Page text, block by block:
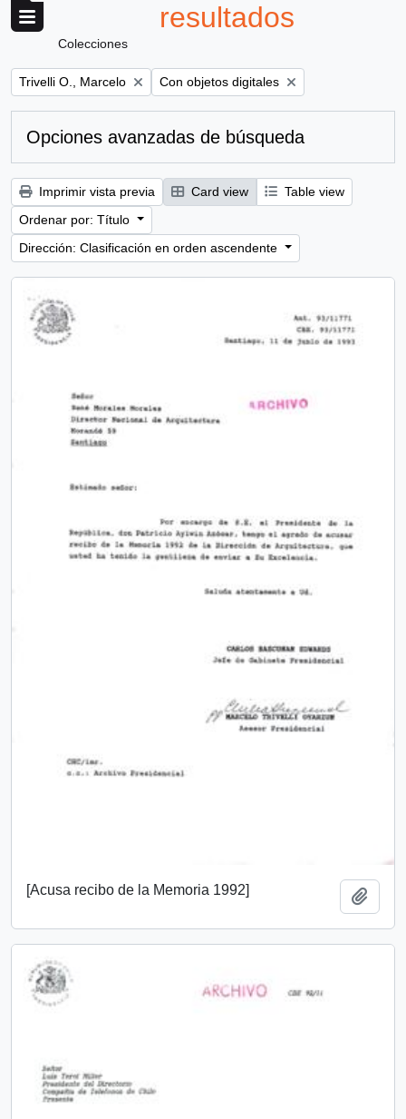
resultados
Colecciones
Remove filter:
Trivelli O., Marcelo Remove filter:
Con objetos digitales
Opciones avanzadas de búsqueda
Imprimir vista previa Card view
Table view
Ordenar por: Título
Dirección: Clasificación en orden ascendente
[Acusa recibo de la Memoria 1992]